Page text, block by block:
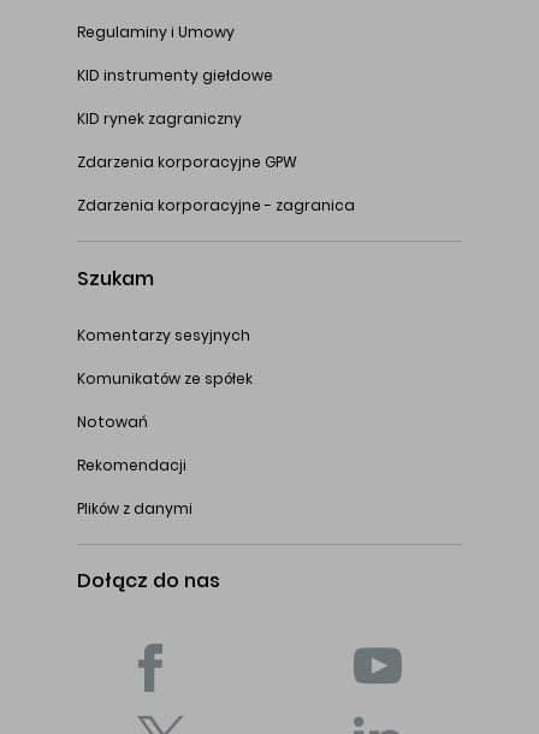
Regulaminy i Umowy
KID instrumenty giełdowe
KID rynek zagraniczny
Zdarzenia korporacyjne GPW
Zdarzenia korporacyjne - zagranica
Szukam
Komentarzy sesyjnych
Komunikatów ze spółek
Notowań
Rekomendacji
Plików z danymi
Dołącz do nas